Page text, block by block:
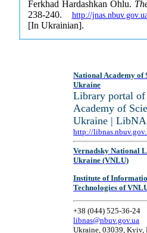
Ferkhad Hardashkan Ohlu.
238-240. http://
[In Ukrainian].
National Academy of
Ukraine
Library portal
Academy of
Ukraine |
http://
Vernadsky National
Ukraine (VNLU)
Institute of
Technologies of
+38 (044) 525-36-24
libnas@nbuv.gov.ua
Ukraine, 03039,